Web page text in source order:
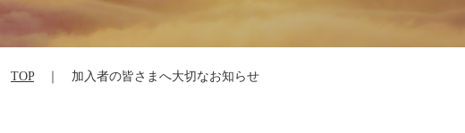
TOP｜ 加入者の皆さまへ大切なお知らせ